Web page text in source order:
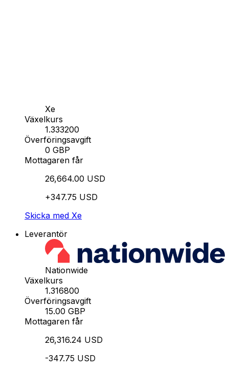
Xe
Växelkurs
1.333200
Överföringsavgift
0 GBP
Mottagaren får
26,664.00 USD
+347.75 USD
Skicka med Xe
Leverantör
Nationwide
Växelkurs
1.316800
Överföringsavgift
15.00 GBP
Mottagaren får
26,316.24 USD
-347.75 USD